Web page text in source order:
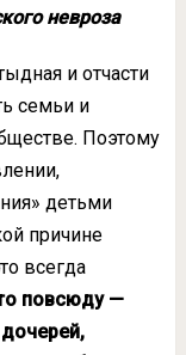
невроза
и отчасти
семьи и
Поэтому
детьми
причине
всегда
повсюду —